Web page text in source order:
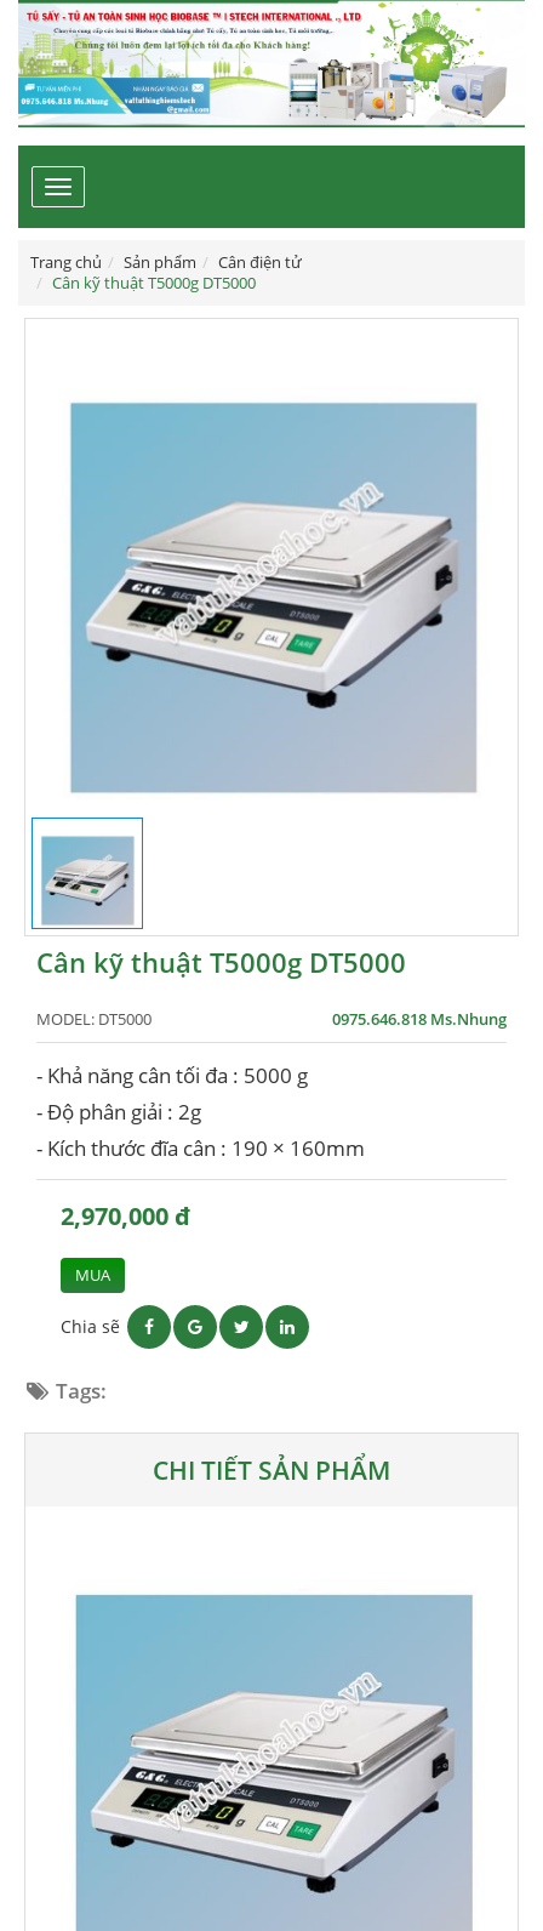
Toggle
navigation
Trang chủ Sản phẩm
Cân điện tử
Cân kỹ thuật T5000g DT5000
Cân kỹ thuật T5000g DT5000
MODEL: DT5000 0975.646.818 Ms.Nhung
- Khả năng cân tối đa : 5000 g
- Độ phân giải : 2g
- Kích thước đĩa cân : 190 × 160mm
2,970,000 đ
MUA
Chia sẽ
Tags:
CHI TIẾT SẢN PHẨM